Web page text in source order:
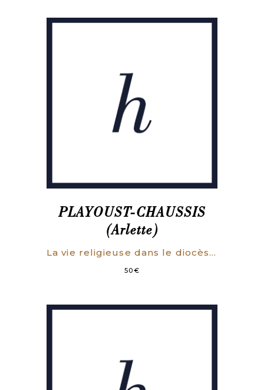
PLAYOUST-CHAUSSIS
(Arlette)
La vie religieuse dans le diocèse de Boulogne au XVIIIe siècle (1725-1790).
50€